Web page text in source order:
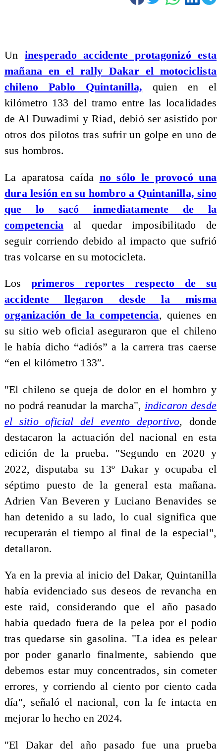
Un inesperado accidente protagonizó esta
mañana en el rally Dakar el motociclista
chileno Pablo Quintanilla, quien en el
kilómetro 133 del tramo entre las localidades
de Al Duwadimi y Riad, debió ser asistido por
otros dos pilotos tras sufrir un golpe en uno de
sus hombros.
La aparatosa caída no sólo le provocó una
dura lesión en su hombro a Quintanilla, sino
que lo sacó inmediatamente de la
competencia al quedar imposibilitado de
seguir corriendo debido al impacto que sufrió
tras volcarse en su motocicleta.
Los primeros reportes respecto de su
accidente llegaron desde la misma
organización de la competencia, quienes en
su sitio web oficial aseguraron que el chileno
le había dicho “adiós” a la carrera tras caerse
“en el kilómetro 133″.
"El chileno se queja de dolor en el hombro y
no podrá reanudar la marcha", indicaron desde
el sitio oficial del evento deportivo, donde
destacaron la actuación del nacional en esta
edición de la prueba. "Segundo en 2020 y
2022, disputaba su 13º Dakar y ocupaba el
séptimo puesto de la general esta mañana.
Adrien Van Beveren y Luciano Benavides se
han detenido a su lado, lo cual significa que
recuperarán el tiempo al final de la especial",
detallaron.
Ya en la previa al inicio del Dakar, Quintanilla
había evidenciado sus deseos de revancha en
este raid, considerando que el año pasado
había quedado fuera de la pelea por el podio
tras quedarse sin gasolina. "La idea es pelear
por poder ganarlo finalmente, sabiendo que
debemos estar muy concentrados, sin cometer
errores, y corriendo al ciento por ciento cada
día", señaló el nacional, con la fe intacta en
mejorar lo hecho en 2024.
"El Dakar del año pasado fue una prueba